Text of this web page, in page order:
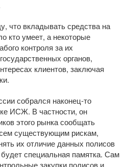
что вкладывать средства на
кто умеет, а некоторые
контроля за их
органов,
клиентов, заключая
собрался наконец-то
ИСЖ. В частности, он
этого рынка сообщать
существующим рискам,
их отличие данных полисов
специальная памятка. Сам
закупки полисов и